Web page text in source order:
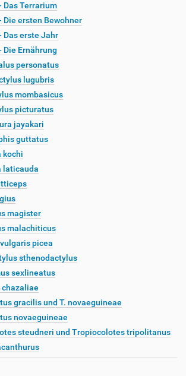
Das Terrarium
Die ersten Bewohner
Das erste Jahr
Die Ernährung
personatus
lugubris
mombasicus
picturatus
jayakari
guttatus
kochi
laticauda
magister
malachiticus
picea
sthenodactylus
sexlineatus
gracilis und T. novaeguineae
novaeguineae
steudneri und Tropiocolotes tripolitanus